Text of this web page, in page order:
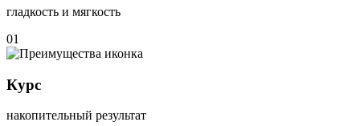
гладкость и мягкость
01
Курс
накопительный результат